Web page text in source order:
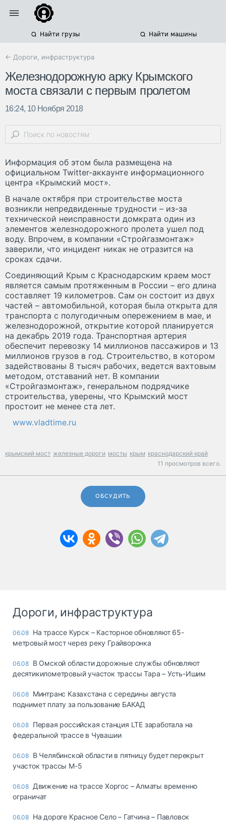
Найти грузы Найти машины
← Дороги, инфраструктура
Железнодорожную арку Крымского
моста связали с первым пролетом
16:24, 10 Ноября 2018
Информация об этом была размещена на
официальном Twitter-аккаунте информационного
центра «Крымский мост».
В начале октября при строительстве моста
возникли непредвиденные трудности – из-за
технической неисправности домкрата один из
элементов железнодорожного пролета ушел под
воду. Впрочем, в компании «Стройгазмонтаж»
заверили, что инцидент никак не отразится на
сроках сдачи.
Соединяющий Крым с Краснодарским краем мост
является самым протяженным в России – его длина
составляет 19 километров. Сам он состоит из двух
частей – автомобильной, которая была открыта для
транспорта с полугодичным опережением в мае, и
железнодорожной, открытие которой планируется
на декабрь 2019 года. Транспортная артерия
обеспечит перевозку 14 миллионов пассажиров и 13
миллионов грузов в год. Строительство, в котором
задействованы 8 тысяч рабочих, ведется вахтовым
методом, отставаний нет. В компании
«Стройгазмонтаж», генеральном подрядчике
строительства, уверены, что Крымский мост
простоит не менее ста лет.
www.vladtime.ru
крымский мост железные дороги мосты крым краснодарский край
11 просмотров всего.
ОБСУДИТЬ
Дороги, инфраструктура
06.08 На трассе Курск – Касторное обновляют 65-
метровый мост через реку Грайворонка
06.08 В Омской области дорожные службы обновляют
десятикилометровый участок трассы Тара – Усть-Ишим
06.08 Минтранс Казахстана с середины августа
поднимет плату за пользование БАКАД
06.08 Первая российская станция LTE заработала на
федеральной трассе в Чувашии
06.08 В Челябинской области в пятницу будет перекрыт
участок трассы М-5
06.08 Движение на трассе Хоргос – Алматы временно
ограничат
06.08 На дороге Красное Село – Гатчина – Павловск